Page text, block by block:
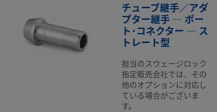
チューブ継手／アダ
プター継手 — ポー
ト･コネクター — ス
トレート型
担当のスウェージロック
指定販売会社では、その
他のオプションに対応し
ている場合がございま
す。